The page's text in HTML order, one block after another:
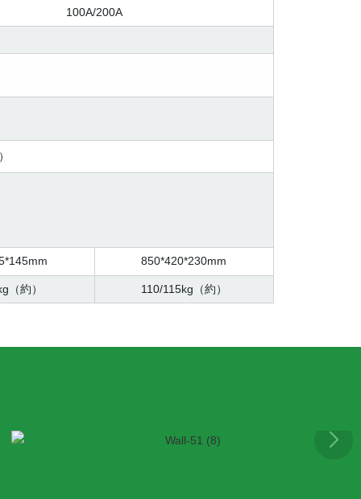
100A/200A
850*420*230mm
（約） 110/115kg（約）